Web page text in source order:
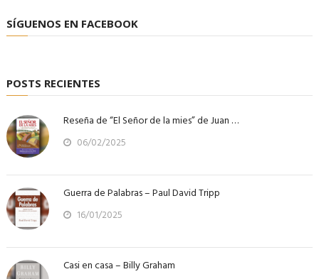
SÍGUENOS EN FACEBOOK
POSTS RECIENTES
Reseña de “El Señor de la mies” de Juan …
06/02/2025
Guerra de Palabras – Paul David Tripp
16/01/2025
Casi en casa – Billy Graham